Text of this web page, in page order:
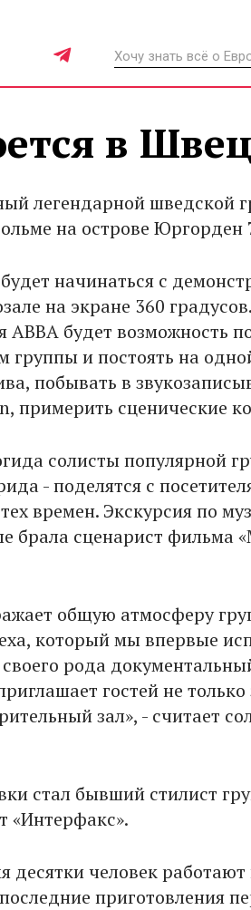
в
легендарной шведской
на острове Юргорден
начинаться с
на экране 360
ABBA будет возможность
группы и постоять на
побывать в
примерить сценические
солисты популярной
- поделятся с
времен. Экскурсия по
брала сценарист фильма
общую атмосферу
который мы впервые
рода
гостей не
зал», - считает
стал бывший стилист
«Интерфакс».
десятки человек
приготовления